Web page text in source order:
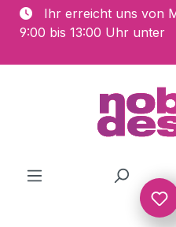
Zum Hauptinhalt springen
Ihr erreicht uns von
9:00 bis 13:00 Uhr unter